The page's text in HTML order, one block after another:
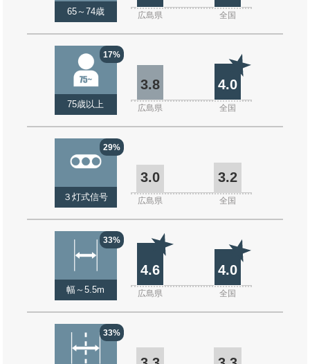
65～74歳 広島県 全国
17%
75歳以上
3.8 4.0
広島県 全国
29%
３灯式信号
3.0 3.2
広島県 全国
33%
幅～5.5m
4.6 4.0
広島県 全国
33%